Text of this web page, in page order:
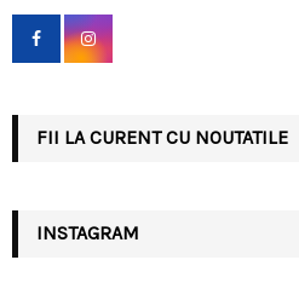
f
r
FII LA CURENT CU NOUTATILE
INSTAGRAM